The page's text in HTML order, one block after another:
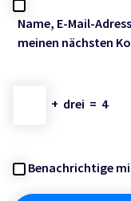
Name, E-Mail-
meinen nächsten
+ drei = 4
Benachrichtige